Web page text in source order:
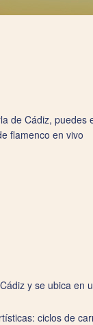
de Cádiz,
flamenco en vivo
y se ubica
ciclos de